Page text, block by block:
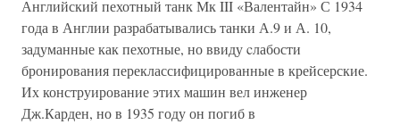
Английский пехотный танк Мк III «Валентайн» С 1934
года в Англии разрабатывались танки А.9 и А. 10,
задуманные как пехотные, но ввиду cлабости
бронирования переклассифицированные в крейсерские.
Их конструирование этих машин вел инженер
Дж.Карден, но в 1935 году он погиб в